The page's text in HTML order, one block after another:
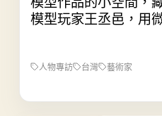
模型玩家王丞邑，用
人物專訪 台灣 藝術家